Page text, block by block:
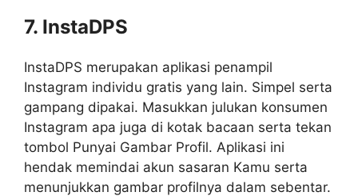
7. InstaDPS
InstaDPS merupakan aplikasi penampil
Instagram individu gratis yang lain. Simpel serta
gampang dipakai. Masukkan julukan konsumen
Instagram apa juga di kotak bacaan serta tekan
tombol Punyai Gambar Profil. Aplikasi ini
hendak memindai akun sasaran Kamu serta
menunjukkan gambar profilnya dalam sebentar.